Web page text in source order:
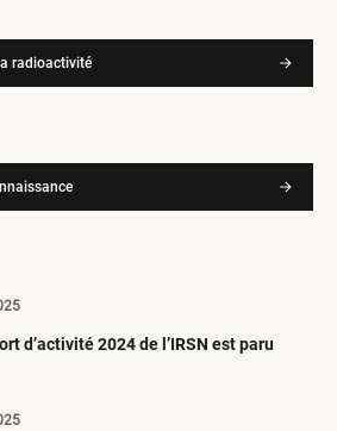
radioactivité
d’activité 2024 de l’IRSN est paru